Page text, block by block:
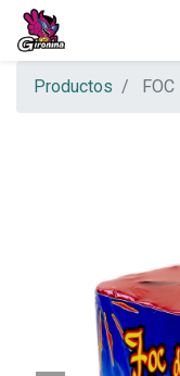
Productos